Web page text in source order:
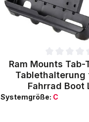
Durchschnittliche
Ram Mounts Tab-
Tablethalterung
Fahrrad Boot
Systemgröße: C